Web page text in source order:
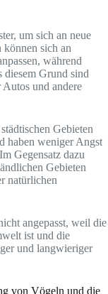
um sich an neue
sich an
während
diesem Grund sind
und andere
Gebieten
haben weniger Angst
Gegensatz dazu
Gebieten
natürlichen
angepasst, weil die
ist und die
und langwieriger
von Vögeln und die